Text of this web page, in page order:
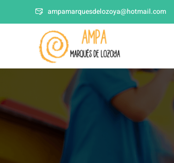
ampamarquesdelozoya@hotmail.com